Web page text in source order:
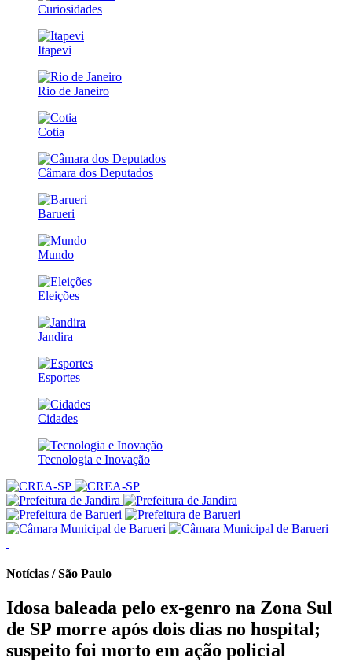
Curiosidades
Itapevi
Rio de Janeiro
Cotia
Câmara dos Deputados
Barueri
Mundo
Eleições
Jandira
Esportes
Cidades
Tecnologia e Inovação
Notícias / São Paulo
Idosa baleada pelo ex-genro na Zona Sul
de SP morre após dois dias no hospital;
suspeito foi morto em ação policial